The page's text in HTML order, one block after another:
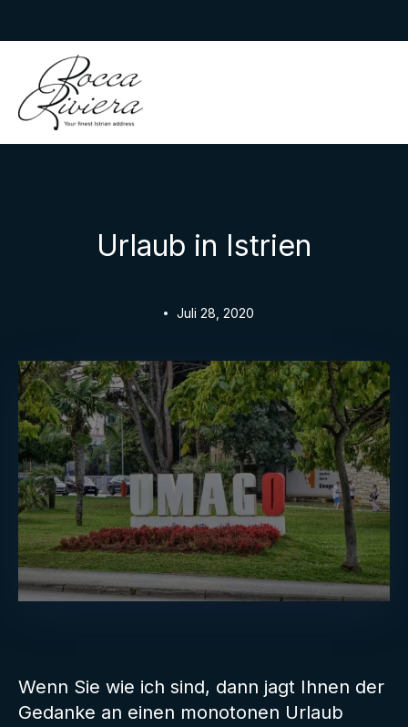
content
Urlaub in Istrien
Juli 28, 2020
Wenn Sie wie ich sind, dann jagt Ihnen der
Gedanke an einen monotonen Urlaub